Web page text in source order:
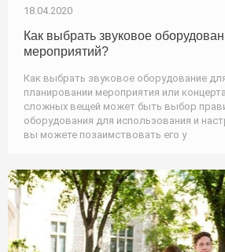
18.04.2020
Как выбрать звуковое
мероприятий?
Как выбрать звуковое оборудование
планировании мероприятия или
сложных вещей может быть выбор
оборудования для использования и
вы можете позаимствовать его у